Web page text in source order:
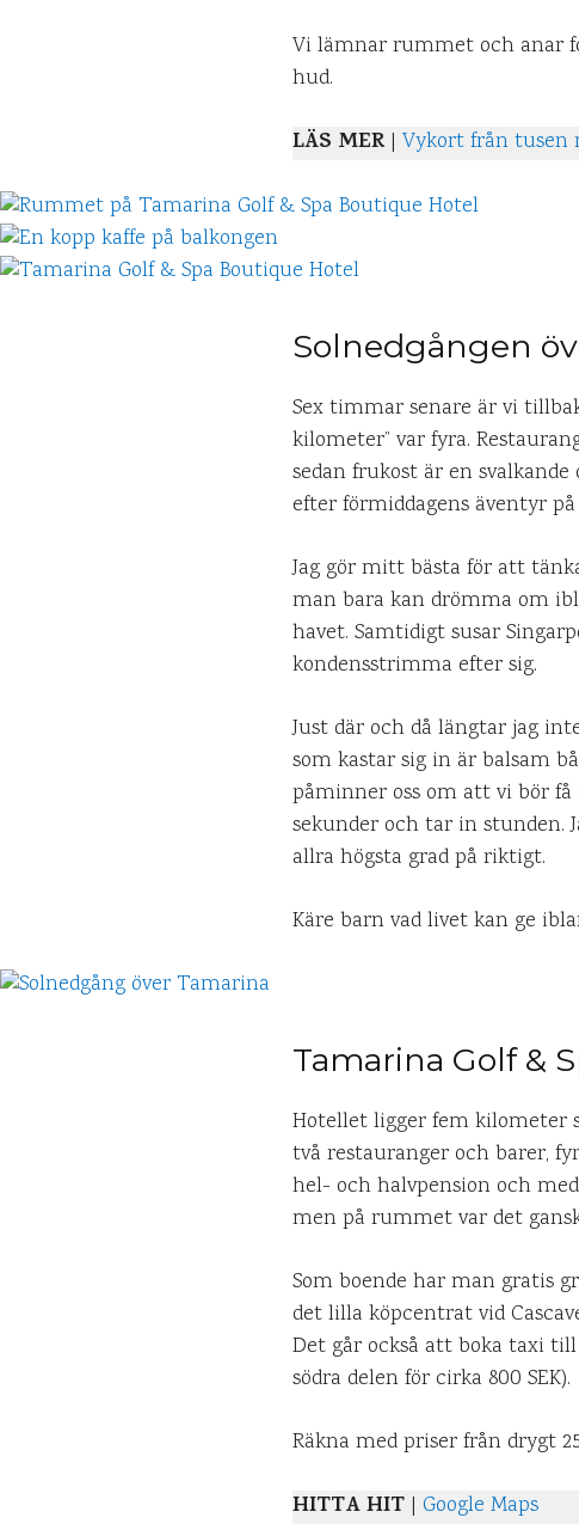
Vi lämnar rummet och anar
hud.
LÄS MER| Vykort från
Solnedgången
Sex timmar senare är vi
kilometer” var fyra.
sedan frukost är en
efter förmiddagens äventyr
Jag gör mitt bästa för att
man bara kan drömma om
havet. Samtidigt susar
kondensstrimma efter sig.
Just där och då längtar jag
som kastar sig in är balsam
påminner oss om att vi bör få
sekunder och tar in stunden.
allra högsta grad på riktigt.
Käre barn vad livet kan ge
Tamarina Golf &
Hotellet ligger fem kilometer
två restauranger och barer,
hel- och halvpension och
men på rummet var det
Som boende har man gratis
det lilla köpcentrat vid
Det går också att boka taxi
södra delen för cirka 800 SEK).
Räkna med priser från drygt
HITTA HIT| Google Maps